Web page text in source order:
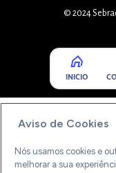
© 2024
INICIO
Aviso de Cookies
Nós usamos cookies e
melhorar a sua